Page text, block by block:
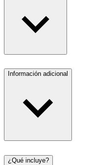
Información adicional
¿Qué incluye?